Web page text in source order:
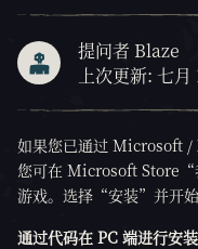
提问者 Blaze
上次更新: 七
如果您已通过 Microsoft /
您可在 Microsoft Store“
游戏。选择“安装”并开始
通过代码在 PC 端进行安装